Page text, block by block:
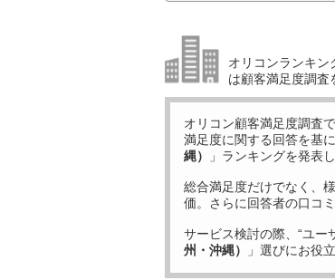
オリコンランキン
は顧客満足度調査
オリコン顧客満足度調査
満足度に関する回答を基
縄）
」ランキングを発表
総合満足度だけでなく、
価。さらに回答者の口コ
サービス検討の際、“ユー
州・沖縄）
」選びにお役